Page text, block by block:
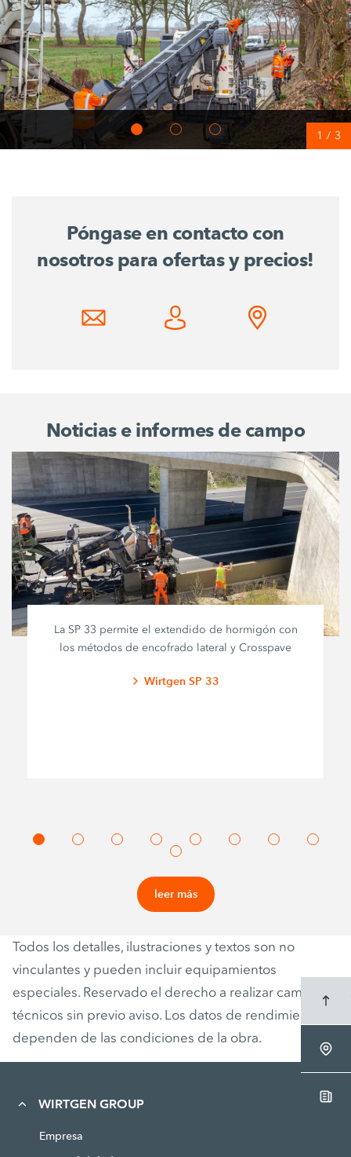
1 / 3
Póngase en contacto con
nosotros para ofertas y precios!
Noticias e informes de campo
La SP 33 permite el extendido de hormigón con
los métodos de encofrado lateral y Crosspave
Wirtgen SP 33
leer más
Todos los detalles, ilustraciones y textos son no
vinculantes y pueden incluir equipamientos
especiales. Reservado el derecho a realizar cambios
técnicos sin previo aviso. Los datos de rendimiento
dependen de las condiciones de la obra.
WIRTGEN GROUP
Empresa